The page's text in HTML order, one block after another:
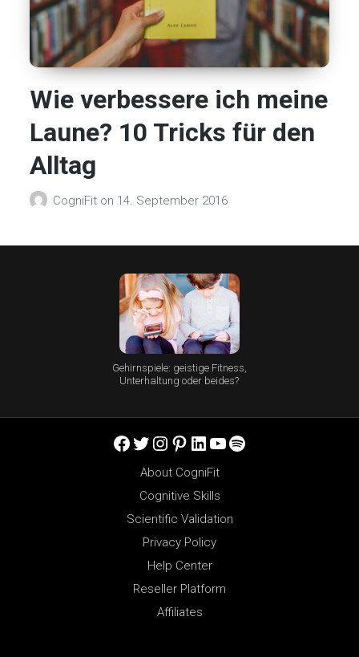
Wie verbessere ich meine
Laune? 10 Tricks für den
Alltag
CogniFit on 14. September 2016
Gehirnspiele: geistige Fitness,
Unterhaltung oder beides?
Facebook
Twitter
Instagram
Pinterest
LinkedIn
YouTube
Spotify
About CogniFit
Cognitive Skills
Scientific Validation
Privacy Policy
Help Center
Reseller Platform
Affiliates